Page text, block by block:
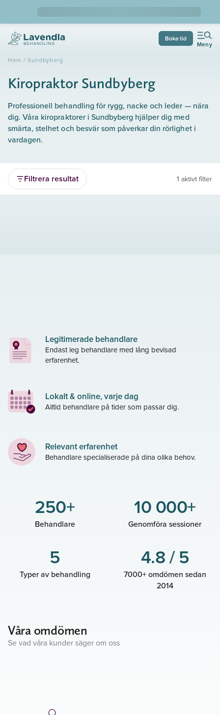
Boka tid
Meny
Hem / Sundbyberg
Kiropraktor Sundbyberg
Professionell behandling för rygg, nacke och leder — nära
dig. Våra kiropraktorer i Sundbyberg hjälper dig med
smärta, stelhet och besvär som påverkar din rörlighet i
vardagen.
Filtrera resultat 1 aktivt filter
Legitimerade behandlare
Endast leg behandlare med lång bevisad
erfarenhet.
Lokalt & online, varje dag
Alltid behandlare på tider som passar dig.
Relevant erfarenhet
Behandlare specialiserade på dina olika behov.
250+
Behandlare
10 000+
Genomföra sessioner
5
Typer av behandling
4.8 / 5
7000+ omdömen sedan
2014
Våra omdömen
Se vad våra kunder säger om oss